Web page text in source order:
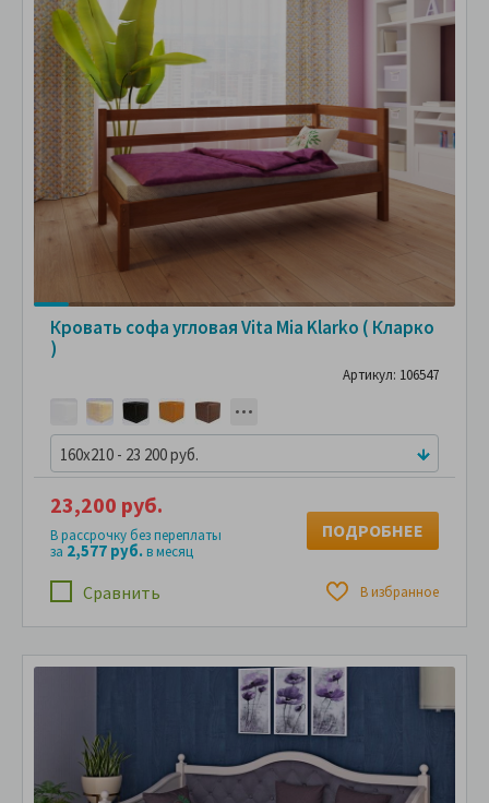
Кровать софа угловая Vita Mia Klarko ( Кларко
)
Артикул: 106547
160x210 - 23 200 руб.
Сравнить В избранное
23,200 руб.
В рассрочку без переплаты
за 2,577 руб.в месяц
ПОДРОБНЕЕ